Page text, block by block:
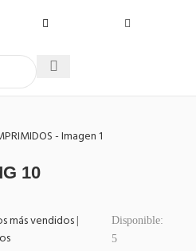
10
más vendidos|
Disponible:
5